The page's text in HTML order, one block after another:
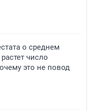
о среднем
число
это не повод